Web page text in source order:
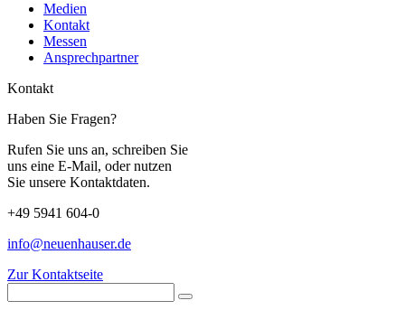
Medien
Kontakt
Messen
Ansprechpartner
Kontakt
Haben Sie Fragen?
Rufen Sie uns an, schreiben Sie
uns eine E-Mail, oder nutzen
Sie unsere Kontaktdaten.
+49 5941 604-0
info@neuenhauser.de
Zur Kontaktseite